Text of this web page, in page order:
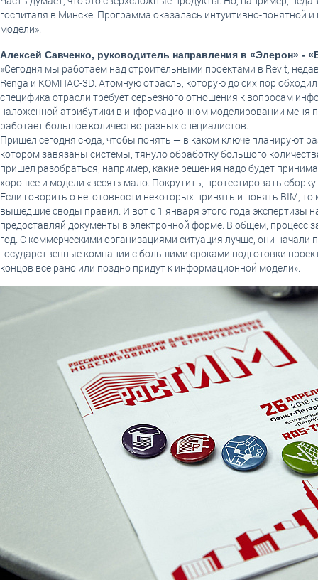
госпиталя в Минске. Программа оказалась интуитивно-понятной
модели».
Алексей Савченко, руководитель направления в «Элерон» -
«Сегодня мы работаем над строительными проектами в Revit,
Renga и КОМПАС-3D. Атомную отрасль, которую до сих пор
специфика отрасли требует серьезного отношения к вопросам
наложенной атрибутики в информационном моделировании меня
работает большое количество разных специалистов.
Пришел сегодня сюда, чтобы понять — в каком ключе планируют
котором завязаны системы, тянуло обработку большого
пришел разобраться, например, какие решения надо будет
хорошее и модели «весят» мало. Покрутить, протестировать
Если говорить о неготовности некоторых принять и понять BIM,
вышедшие своды правил. И вот с 1 января этого года
предоставляй документы в электронной форме. В общем, процесс
год. С коммерческими организациями ситуация лучше, они
государственные компании с большими сроками подготовки
концов все рано или поздно придут к информационной модели».